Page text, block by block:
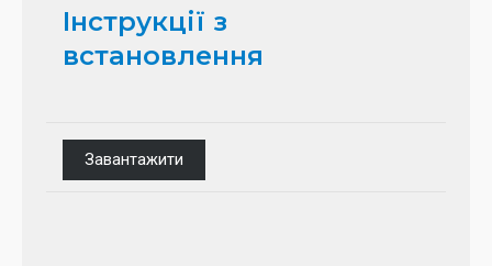
Інструкції з
встановлення
Завантажити